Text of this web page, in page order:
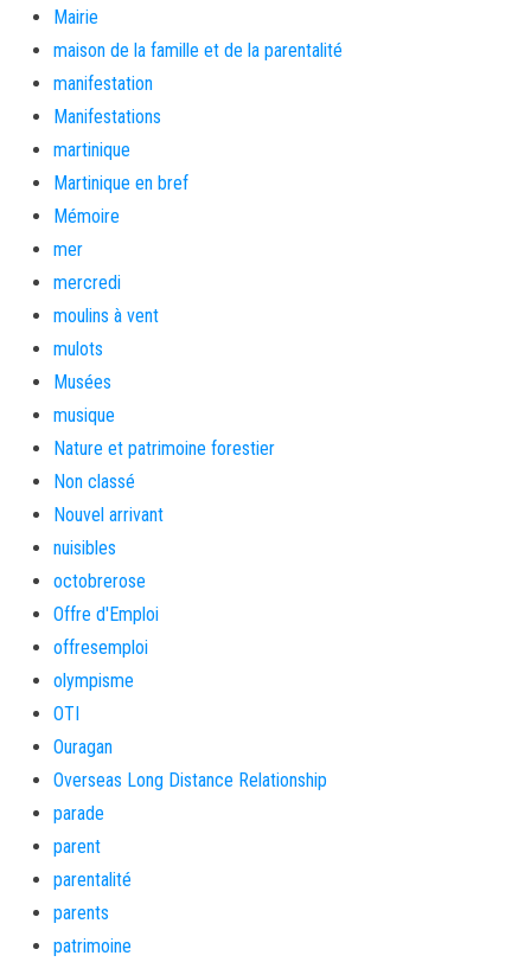
Mairie
maison de la famille et de la parentalité
manifestation
Manifestations
martinique
Martinique en bref
Mémoire
mer
mercredi
moulins à vent
mulots
Musées
musique
Nature et patrimoine forestier
Non classé
Nouvel arrivant
nuisibles
octobrerose
Offre d'Emploi
offresemploi
olympisme
OTI
Ouragan
Overseas Long Distance Relationship
parade
parent
parentalité
parents
patrimoine